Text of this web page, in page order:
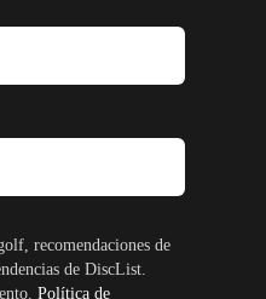
recomendaciones de
de DiscList.
Política de